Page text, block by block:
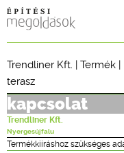
CPR
Trendliner Kft. | Termék | |
terasz
kapcsolat
Trendliner Kft.
Nyergesújfalu
Termékkiíráshoz szükséges